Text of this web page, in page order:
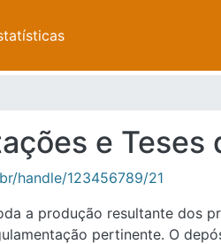
e Teses
handle/123456789/21
a produção resultante dos
pertinente. O